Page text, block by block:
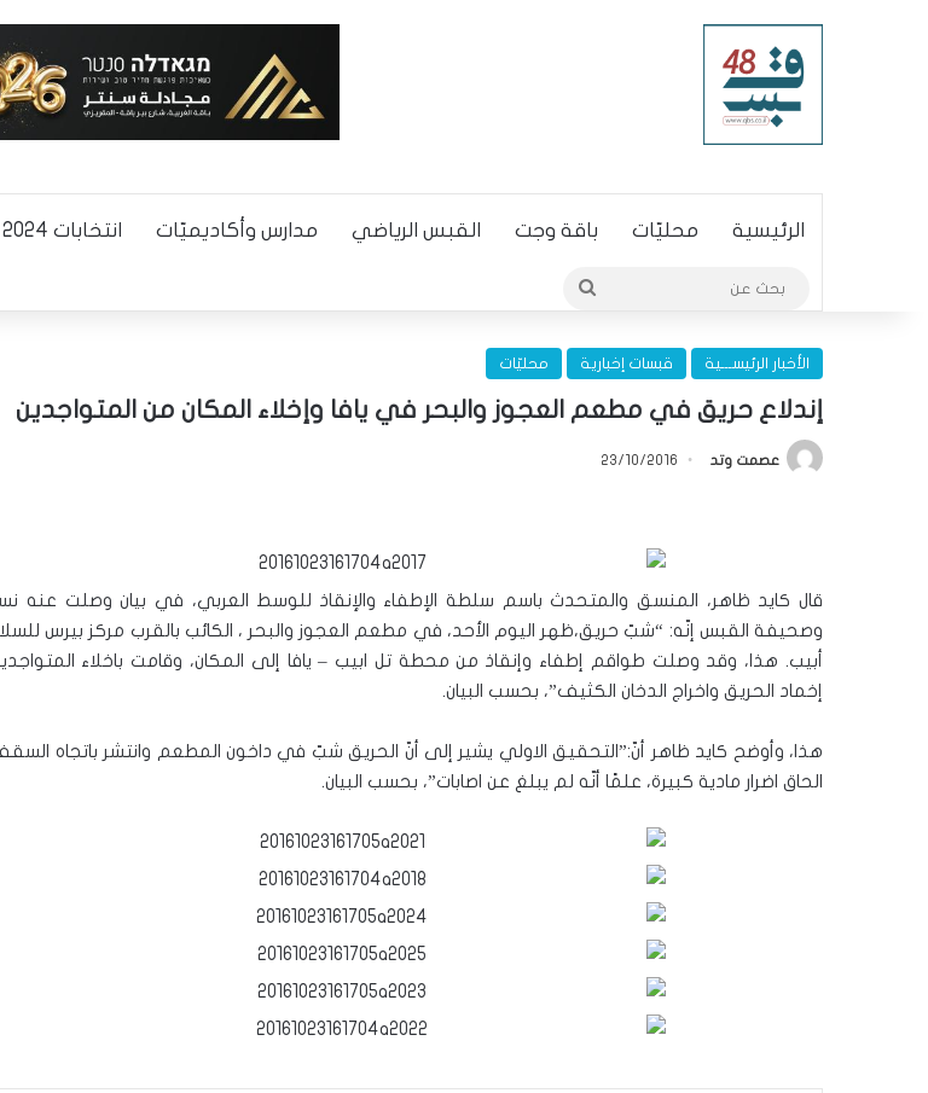
الرئيسية محليّات باقة وجت القبس الرياضي مدارس وأكاديميّات انتخابات 2024
الأخبار الرئيســـية قبسات إخبارية محليّات
إندلاع حريق في مطعم العجوز والبحر في يافا وإخلاء المكان من المتواجدين
عصمت وتد 23/10/2016
قال كايد ظاهر، المنسق والمتحدث باسم سلطة الإطفاء والإنقاذ للوسط العربي، في بيان وصلت عنه
وصحيفة القبس إنّه: “شبّ حريق،ظهر اليوم الأحد، في مطعم العجوز والبحر ، الكائب بالقرب مركز بيرس
أبيب. هذا، وقد وصلت طواقم إطفاء وإنقاذ من محطة تل ابيب – يافا إلى المكان، وقامت باخلاء
إخماد الحريق واخراج الدخان الكثيف”، بحسب البيان.
هذا، وأوضح كايد ظاهر أنّ:”التحقيق الاولي يشير إلى أنّ الحريق شبّ في داخون المطعم وانتشر باتجاه
الحاق اضرار مادية كبيرة، علمًا أنّه لم يبلغ عن اصابات”، بحسب البيان.